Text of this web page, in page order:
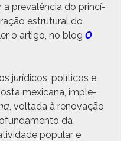
a prevalên­cia do princí­
estru­tur­al do
o arti­go, no blog O
jurídi­cos, políti­cos e
mex­i­cana, imple­
, volta­da à ren­o­vação
da
pop­u­lar e